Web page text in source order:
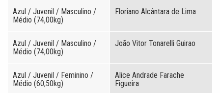
Azul / Juvenil / Masculino /
Médio (74,00kg)
Floriano Alcântara de Lima
Azul / Juvenil / Masculino /
Médio (74,00kg)
João Vitor Tonarelli Guirao
Azul / Juvenil / Feminino /
Médio (60,50kg)
Alice Andrade Farache
Figueira